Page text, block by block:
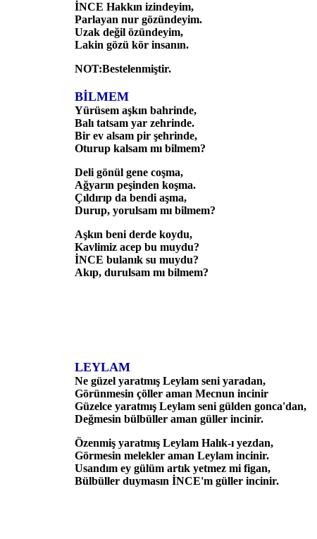
İNCE Hakkın izindeyim,
Parlayan nur gözündeyim.
Uzak değil özündeyim,
Lakin gözü kör insanın.
NOT:Bestelenmiştir.
BİLMEM
Yürüsem aşkın bahrinde,
Balı tatsam yar zehrinde.
Bir ev alsam pir şehrinde,
Oturup kalsam mı bilmem?
Deli gönül gene coşma,
Ağyarın peşinden koşma.
Çıldırıp da bendi aşma,
Durup, yorulsam mı bilmem?
Aşkın beni derde koydu,
Kavlimiz acep bu muydu?
İNCE bulanık su muydu?
Akıp, durulsam mı bilmem?
LEYLAM
Ne güzel yaratmış Leylam seni yaradan,
Görünmesin çöller aman Mecnun incinir
Güzelce yaratmış Leylam seni gülden gonca'dan,
Değmesin bülbüller aman güller incinir.
Özenmiş yaratmış Leylam Halık-ı yezdan,
Görmesin melekler aman Leylam incinir.
Usandım ey gülüm artık yetmez mi figan,
Bülbüller duymasın İNCE'm güller incinir.